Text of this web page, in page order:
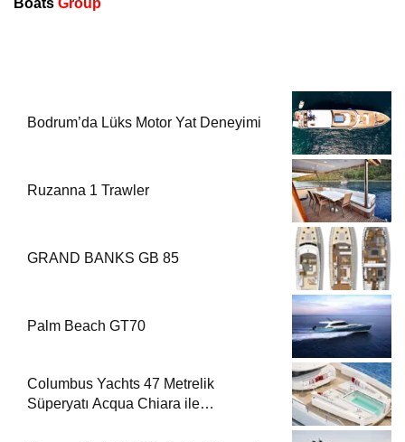
Bodrum’da Lüks Motor Yat Deneyimi
Ruzanna 1 Trawler
GRAND BANKS GB 85
Palm Beach GT70
Columbus Yachts 47 Metrelik
Süperyatı Acqua Chiara ile